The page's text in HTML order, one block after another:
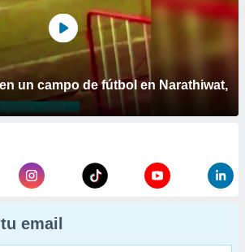
un campo de fútbol en Narathiwat,
email